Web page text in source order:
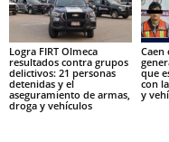
Logra FIRT Olmeca
resultados contra grupos
delictivos: 21 personas
detenidas y el
aseguramiento de armas,
droga y vehículos
Caen
que
con
y